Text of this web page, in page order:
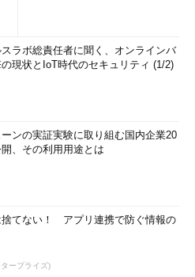
ラボ総責任者に聞く、オンラインバ
現状とIoT時代のセキュリティ (1/2)
ンの実証実験に取り組む国内企業20
、その利用用途とは
捨てない！ アプリ連携で防ぐ情報の
ープライズ)